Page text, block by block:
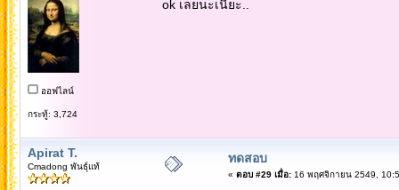
ออฟไลน์
กระทู้: 3,724
ok เลยนะเนี่ยะ..
Apirat T.
Cmadong พันธุ์แท้
ทดสอบ
« ตอบ #29 เมื่อ:16 พฤศจิกายน 2549,